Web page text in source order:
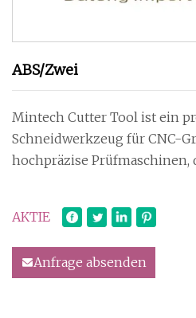
ABS/Zwei
Mintech Cutter Tool ist ein
Schneidwerkzeug für CNC-
hochpräzise Prüfmaschinen,
AKTIE
Anfrage absenden